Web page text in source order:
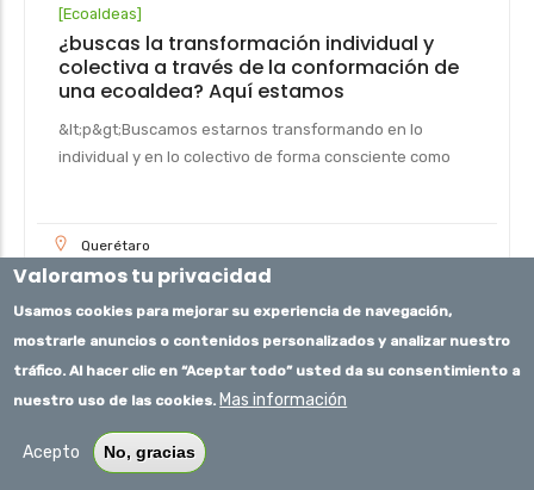
[Ecoaldeas]
¿buscas la transformación individual y
colectiva a través de la conformación de
una ecoaldea? Aquí estamos
&lt;p&gt;Buscamos estarnos transformando en lo
individual y en lo colectivo de forma consciente como
Querétaro
Amealco, Querétaro, México
Valoramos tu privacidad
Usamos cookies para mejorar su experiencia de navegación,
mostrarle anuncios o contenidos personalizados y analizar nuestro
tráfico. Al hacer clic en “Aceptar todo” usted da su consentimiento a
nuestro uso de las cookies. Mas información
Acepto No, gracias